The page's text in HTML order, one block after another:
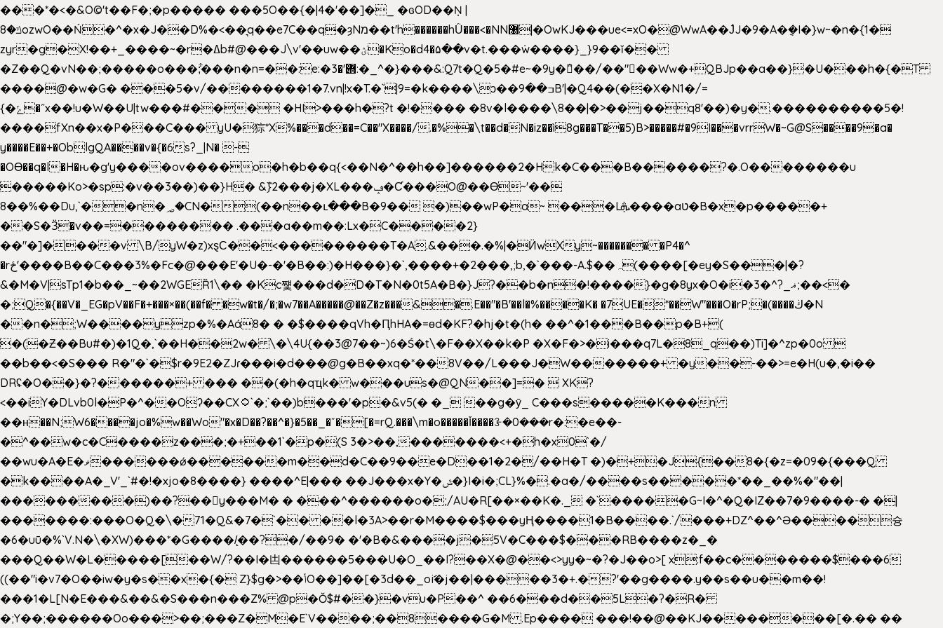
���*�<�&O©'t��F�;�p����� ���5O��{�|4�'��]�_ �ԍOD��Ņ |
ݿ�8ozwO��Ń�^�x�J��D%�<��͉q��e7C��q�ȝNמ��t'h������hǛ���<�NN޸|�OwKJ���ue<=xO�@WwA��J́J�9�A�݈�I�}w~�n�{1�
zyr�g�X!��+_����~�r�ߡb#@���J\v'��uw��ؽ�Ko�d4�۵��v�t.���݁w����}_}9��ĭ��
�Z��Q�vN��;�����o���;͋���n�n=��:e:�݋'�3:�_^�}���&:Q7t�Q�5�#e~�9y�݅󈽻��/��"��Ww�+QBJp��a��}�U���h�{�T
����@�w�G� ���5�v/��������1�7.vn|!x�T.�`|9=�k����\ͻ��ߏ��9B'|�Q4��(��X�N1�/=
{�ݻ�˝x��!u�W��U|tw���#��� �HI>���h�?t �!���� �8v�l����\8��|�>��j��q8'��)�y�.����������5�!
����fXn��x�P���C��� yU�猔*X%���d��=C��"X����/.�%�\t��d�N�iz��ì8g���T��5)B>�����#�9I���vrrW�~G@S����9�a�
y����E��+�OblgQA����v�{�6s?_|N� -
�OƟ��q�l�H�ԋ�g'y����ov����o�h�b��q{<��N�^��h��]������2�Hk�C���B������?�.O��������u
�����Ko>�sp:�v��3��)��}H� &݉}2���j�XL���ݡ�Ƈ���O@��Ɵ~'��
8��%��Du,`��n�؃�CN�(��n��ւ���B�9�� �)��wP�a~ ���Lܞ����aט�B�x�p�����+
��S�Ӟ�v��=�������� .���a��m��:Lx�C����2}
��"�]����v \B/yW�z)xȿС��<���������T�A.&���.�%|�ӤwXy~������� �P4�^
�rځ'����B��C���3%�Fc�@���E'�U�-�'�B��:)�H���}�`,����+�2���,;b,�`���-A.$��ہ(����[�ey�S���|�?
&�M�V|sTp1�b��_~��2WGEȐ1\�� �Kc쩇���d�D�T�N�0t5A�B�}J?��b�n�!����}�g�8yx�O�i�3�^?_ޣ;��<�
�;Q�{��V�_EG�pV��F�+���×��(��f� �w�t�/�;�w7��A�����@��Z�z���&�.E��"�B'��l�%����K� �7UE�*��W"���O�rP;�(����ڬ�N
��n�;W����yzp�%�Aá8� � �$����qVh�ԤhHA�=ɵd�KF?�hj�t�(h� ��^�1���B��p�B+(
�(�Ƶ��Bu#�)�1Q�,`��H��2w� \�\4U{��3@7��~)6�Ś�t\�F��X��k�P �X�F�>�i���q7L�8_q��)Ti]�^zp�0o 
��b��<�S��� R�"�`�$r�9E2�ZJɾ���i�d���@g�B��xq�*��8V��/L���J�W�������+ �y��-��>=e�H(u�,�i��
DRʢ�O��}�?������+ ��� ��(�h�qҵk� w���us�@QN��]=�  XK?
<��iY�DLvb0l�P�^��Oʔ��CX۝`�;`��)b���'�p�&v5(� �_ ��g�ӯ_ C���s�����K���n
��н��N;W6����jo�%w��Wo"�x�D��?��^�}�5�� _�ˇ�[�=rQ.���\m�o�����Ǐ����ꗿ�0���r�:�e��-
�^��w�c�C����z���;�+��1`�p�(S 3�>��,�������<+�h�x0`�/
��wu�A�E�ޥ������ǿ������m��d�C��9��e�D��1�2�/��H�T �)�+�J{��8�{�z=�09�{���Q
�k����A�_V'_`#�!�xjo�8����} ����^E|��� ��J���x�Y�ݜ�}I�i�;CL}%�.�a�/����s�����*��_��%�"��|
���������)��?��򥞾y���M� � ���^������o�;/AU�R[��×��K�._ �`�����G~I�^�Q�IZ��7�9����-� �|
�������:���O�Q�\�71�Q&�7�`�� ��l�3A>��r�M����$���yҢ����1�B����.`/���+DZ^��^Ə����슝
�6�uū�%`V.N�\�XW)���*�G����/̨��?�/��9� �'�B�&����j�5V�C���$���RB����z�_�
���Q��W�L�����[��W/?��I�凷������5���U�O_��I?��X�@��<>yy�~�?�J��o>[ x:f��c�������$���6
((��"i�v7�O��iw�y�s��x�{� Z}$g�>��ݳO��]��[�3d��_oަi�j��|�����3�+.�?'��g����.y��s��u��m��!
���1�L[N�E���&��&�S���n���Z% @p�Ŏ$#��}�vu�P��^ ��6���d��5L�?�R�
�;Y��;������Oo���>��;���Z�M�E`V����;��8����G�M .Ep���� ���!��@��KJ��������[�.�� ��